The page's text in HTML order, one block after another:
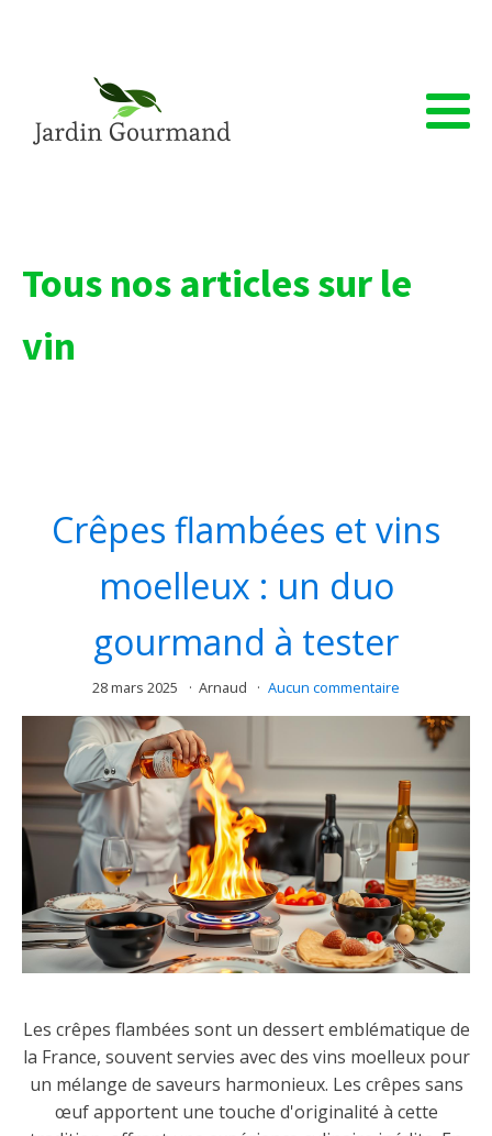
Tous nos articles sur le
vin
Crêpes flambées et vins
moelleux : un duo
gourmand à tester
28 mars 2025 Arnaud Aucun commentaire
Les crêpes flambées sont un dessert emblématique de
la France, souvent servies avec des vins moelleux pour
un mélange de saveurs harmonieux. Les crêpes sans
œuf apportent une touche d'originalité à cette